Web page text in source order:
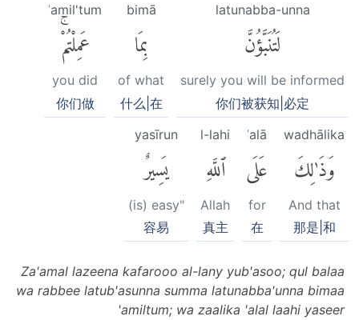
latunabba-unna
لَتُنَبَّؤُنَّ
surely you will be informed
你们被获知|必定
bimā
بِمَا
of what
什么|在
ʿamil'tum
عَمِلْتُمْۚ
you did
你们做
wadhālika
وَذَٰلِكَ
And that
那是|和
ʿalā
عَلَى
for
在
l-lahi
ٱللَّهِ
Allah
真主
yasīrun
يَسِيرٌ
(is) easy"
容易
Za'amal lazeena kafarooo al-lany yub'asoo; qul balaa
wa rabbee latub'asunna summa latunabba'unna bimaa
'amiltum; wa zaalika 'alal laahi yaseer